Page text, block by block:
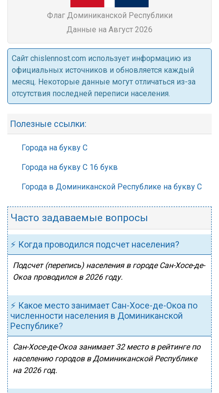
Флаг Доминиканской Республики
Данные на Август 2026
Cайт chislennost.com использует информацию из
официальных источников и обновляется каждый
месяц. Некоторые данные могут отличаться из-за
отсутствия последней переписи населения.
Полезные ссылки:
Города на букву С
Города на букву С 16 букв
Города в Доминиканской Республике на букву С
Часто задаваемые вопросы
⚡ Когда проводился подсчет населения?
Подсчет (перепись) населения в городе Сан-Хосе-де-
Окоа проводился в 2026 году.
⚡ Какое место занимает Сан-Хосе-де-Окоа по
численности населения в Доминиканской
Республике?
Сан-Хосе-де-Окоа занимает 32 место в рейтинге по
населению городов в Доминиканской Республике
на 2026 год.